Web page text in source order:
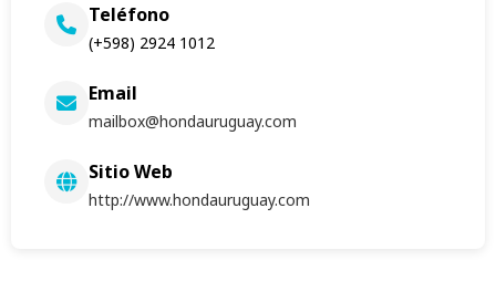
Teléfono
(+598) 2924 1012
Email
mailbox@hondauruguay.com
Sitio Web
http://www.hondauruguay.com